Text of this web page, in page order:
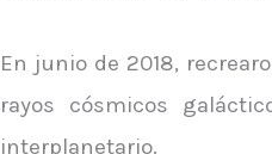
En junio de 2018,
rayos cósmicos
interplanetario.